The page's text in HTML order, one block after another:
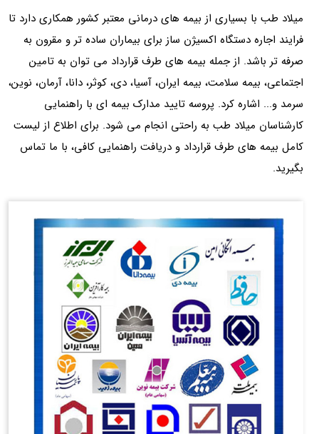
میلاد طب با بسیاری از بیمه های درمانی معتبر کشور همکاری دارد تا
فرایند اجاره دستگاه اکسیژن ساز برای بیماران ساده تر و مقرون به
صرفه تر باشد. از جمله بیمه های طرف قرارداد می توان به تامین
اجتماعی، بیمه سلامت، بیمه ایران، آسیا، دی، کوثر، دانا، آرمان، نوین،
سرمد و... اشاره کرد. پروسه تایید مدارک بیمه ای با راهنمایی
کارشناسان میلاد طب به راحتی انجام می شود. برای اطلاع از لیست
کامل بیمه های طرف قرارداد و دریافت راهنمایی کافی، با ما تماس
بگیرید.